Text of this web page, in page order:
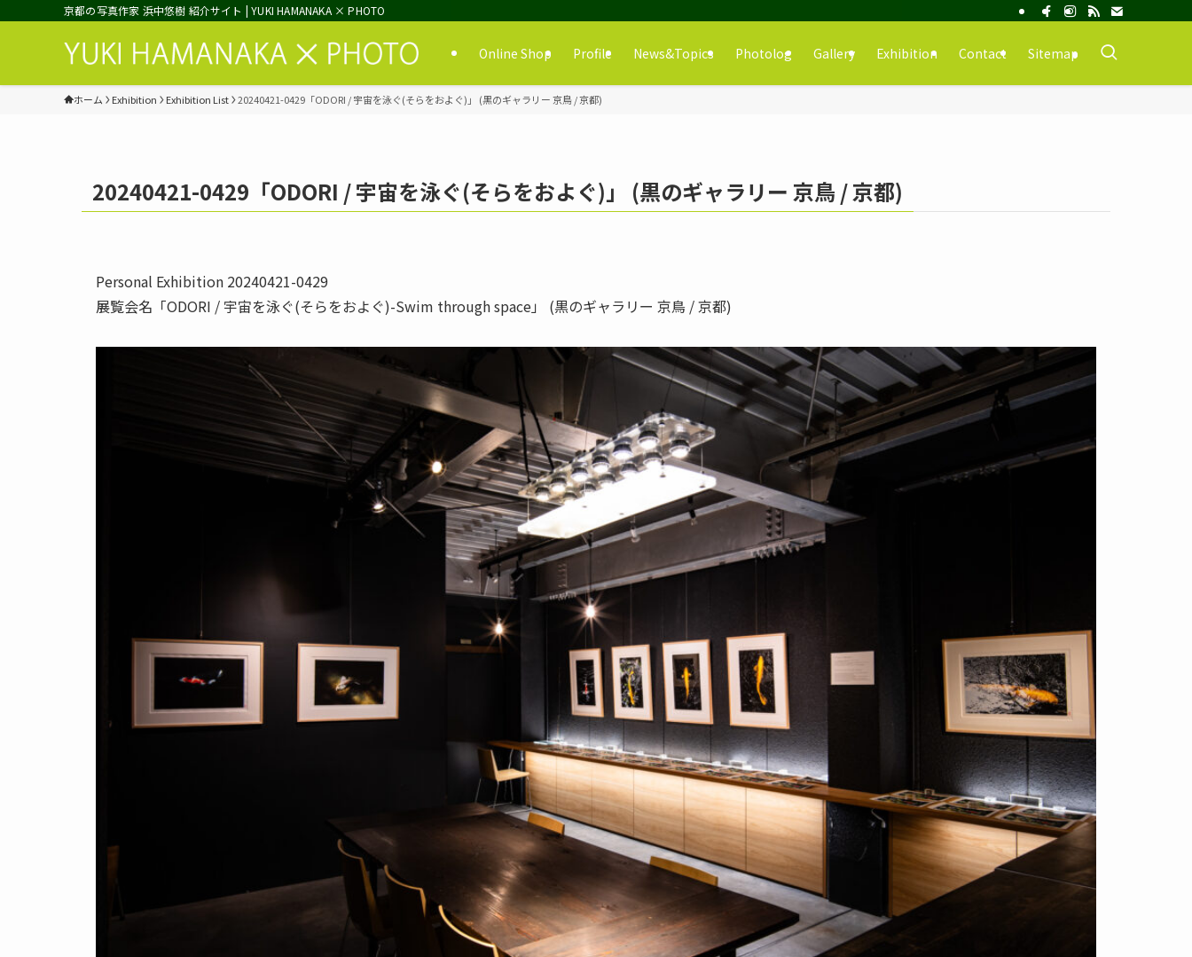
京都の写真作家 浜中悠樹 紹介サイト | YUKI HAMANAKA × PHOTO
Online Shop Profile News&Topics Photolog Gallery Exhibition Contact Sitemap
ホーム Exhibition Exhibition List 20240421-0429「ODORI / 宇宙を泳ぐ(そらをおよぐ)」 (黒のギャラリー 京鳥 / 京都)
20240421-0429「ODORI / 宇宙を泳ぐ(そらをおよぐ)」 (黒のギャラリー 京鳥 / 京都)
Personal Exhibition 20240421-0429
展覧会名「ODORI / 宇宙を泳ぐ(そらをおよぐ)-Swim through space」 (黒のギャラリー 京鳥 / 京都)